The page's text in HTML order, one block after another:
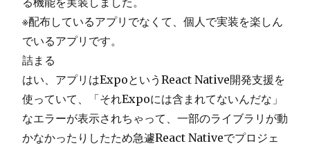
※配布しているアプリでなくて、個人で実装を楽しん
でいるアプリです。
詰まる
はい、アプリはExpoというReact Native開発支援を
使っていて、「それExpoには含まれてないんだな」
なエラーが表示されちゃって、一部のライブラリが動
かなかったりしたため急遽React Nativeでプロジェ